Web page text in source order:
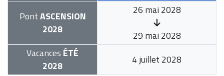
PontASCENSION
2028
26 mai 2028
29 mai 2028
Vacances ÉTÉ
2028
4 juillet 2028